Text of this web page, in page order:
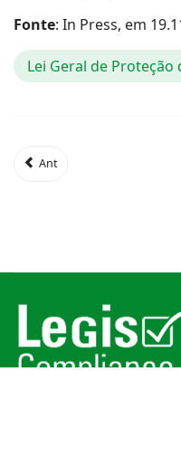
Fonte: In Press, em
Lei Geral de Proteção
Ant